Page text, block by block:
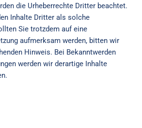
die Urheberrechte Dritter beachtet.
Inhalte Dritter als solche
Sie trotzdem auf eine
aufmerksam werden, bitten wir
Hinweis. Bei Bekanntwerden
werden wir derartige Inhalte